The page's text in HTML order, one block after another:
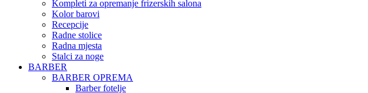
Kompleti za opremanje frizerskih salona
Kolor barovi
Recepcije
Radne stolice
Radna mjesta
Stalci za noge
BARBER
BARBER OPREMA
Barber fotelje